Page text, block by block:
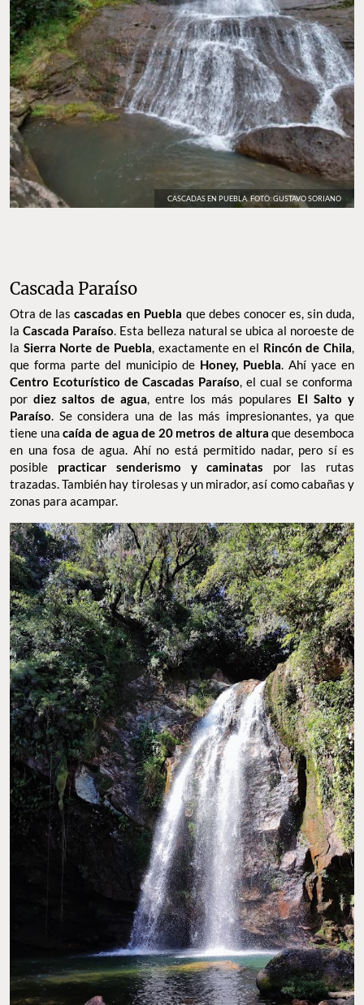
CASCADAS EN PUEBLA. FOTO: GUSTAVO SORIANO
Cascada Paraíso
Otra de lascascadas en Puebla que debes conocer es, sin duda,
la Cascada Paraíso. Esta belleza natural se ubica al noroeste de
la Sierra Norte de Puebla, exactamente en el Rincón de Chila,
que forma parte del municipio de Honey, Puebla. Ahí yace en
Centro Ecoturístico de Cascadas Paraíso, el cual se conforma
por diez saltos de agua, entre los más populares El Salto y
Paraíso. Se considera una de las más impresionantes, ya que
tiene unacaída de agua de 20 metros de altura que desemboca
en una fosa de agua. Ahí no está permitido nadar, pero sí es
posible practicar senderismo y caminatas por las rutas
trazadas. También hay tirolesas y un mirador, así como cabañas y
zonas para acampar.